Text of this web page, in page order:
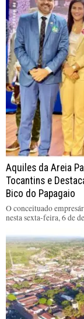
Aquiles da Areia
Tocantins e
Bico do Papagaio
O conceituado
nesta sexta-feira, 6 de